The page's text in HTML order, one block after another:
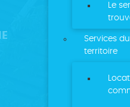
Le
Services du
territoire